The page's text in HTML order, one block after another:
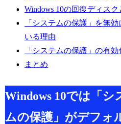
Windows 10の回復ディスク
「システムの保護」を無効
いる理由
「システムの保護」の有効
まとめ
Windows 10では「シ
ムの保護」がデフォ